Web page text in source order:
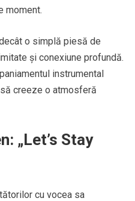
moment.
o simplă piesă de
și conexiune profundă.
instrumental
creeze o atmosferă
„Let’s Stay
cu vocea sa